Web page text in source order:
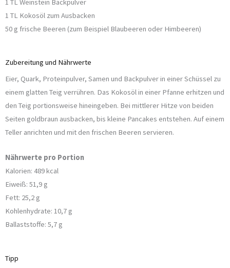
1 TL Weinstein Backpulver
1 TL Kokosöl zum Ausbacken
50 g frische Beeren (zum Beispiel Blaubeeren oder Himbeeren)
Zubereitung und Nährwerte
Eier, Quark, Proteinpulver, Samen und Backpulver in einer Schüssel zu
einem glatten Teig verrühren. Das Kokosöl in einer Pfanne erhitzen und
den Teig portionsweise hineingeben. Bei mittlerer Hitze von beiden
Seiten goldbraun ausbacken, bis kleine Pancakes entstehen. Auf einem
Teller anrichten und mit den frischen Beeren servieren.
Nährwerte pro Portion
Kalorien: 489 kcal
Eiweiß: 51,9 g
Fett: 25,2 g
Kohlenhydrate: 10,7 g
Ballaststoffe: 5,7 g
Tipp